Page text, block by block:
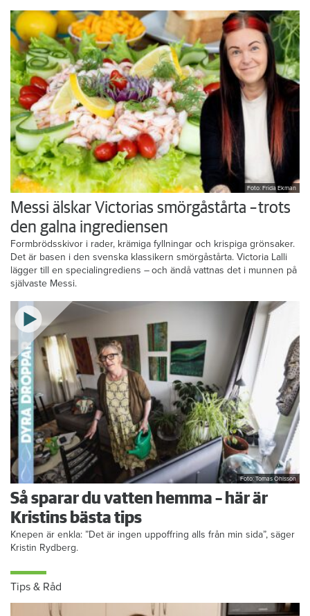
Foto: Frida Ekman
Messi älskar Victorias smörgåstårta – trots
den galna ingrediensen
Formbrödsskivor i rader, krämiga fyllningar och krispiga grönsaker.
Det är basen i den svenska klassikern smörgåstårta. Victoria Lalli
lägger till en specialingrediens – och ändå vattnas det i munnen på
självaste Messi.
Foto: Tomas Ohlsson
Så sparar du vatten hemma – här är
Kristins bästa tips
Knepen är enkla: ”Det är ingen uppoffring alls från min sida”, säger
Kristin Rydberg.
Tips & Råd